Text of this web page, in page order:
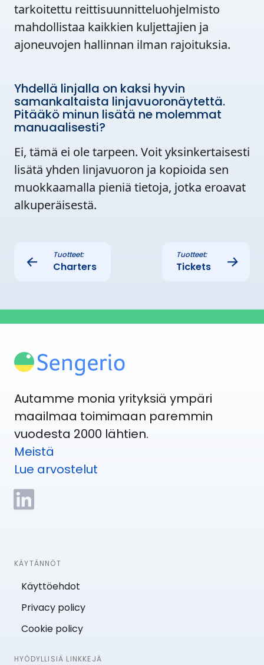
tarkoitettu reittisuunnitteluohjelmisto
mahdollistaa kaikkien kuljettajien ja
ajoneuvojen hallinnan ilman rajoituksia.
Yhdellä linjalla on kaksi hyvin
samankaltaista linjavuoronäytettä.
Pitääkö minun lisätä ne molemmat
manuaalisesti?
Ei, tämä ei ole tarpeen. Voit yksinkertaisesti
lisätä yhden linjavuoron ja kopioida sen
muokkaamalla pieniä tietoja, jotka eroavat
alkuperäisestä.
← Tuotteet:
Charters
Tuotteet:
Tickets →
Autamme monia yrityksiä ympäri
maailmaa toimimaan paremmin
vuodesta 2000 lähtien.
Meistä
Lue arvostelut
KÄYTÄNNÖT
Käyttöehdot
Privacy policy
Cookie policy
HYÖDYLLISIÄ LINKKEJÄ